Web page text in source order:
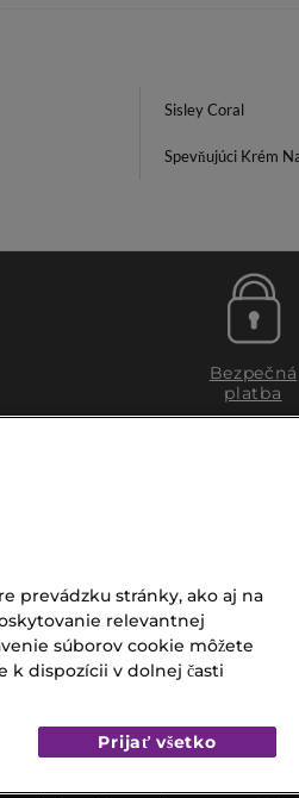
Sisley Coral
Spevňujúci Krém
Bezpečná
platba
vás k dispozícií od pondelka
prevádzku stránky, ako aj na
relevantnej
súborov cookie môžete
k dispozícii v dolnej časti
Prijať všetko